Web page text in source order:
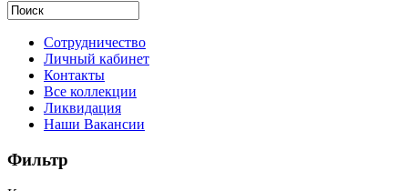
Сотрудничество
Личный кабинет
Контакты
Все коллекции
Ликвидация
Наши Вакансии
Фильтр